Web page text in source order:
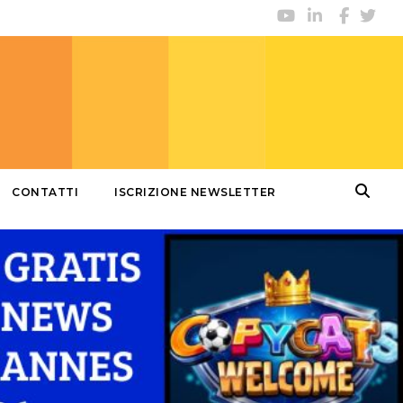
CONTATTI ISCRIZIONE NEWSLETTER